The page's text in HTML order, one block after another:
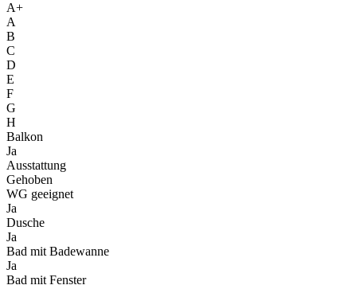
A+
A
B
C
D
E
F
G
H
Balkon
Ja
Ausstattung
Gehoben
WG geeignet
Ja
Dusche
Ja
Bad mit Badewanne
Ja
Bad mit Fenster